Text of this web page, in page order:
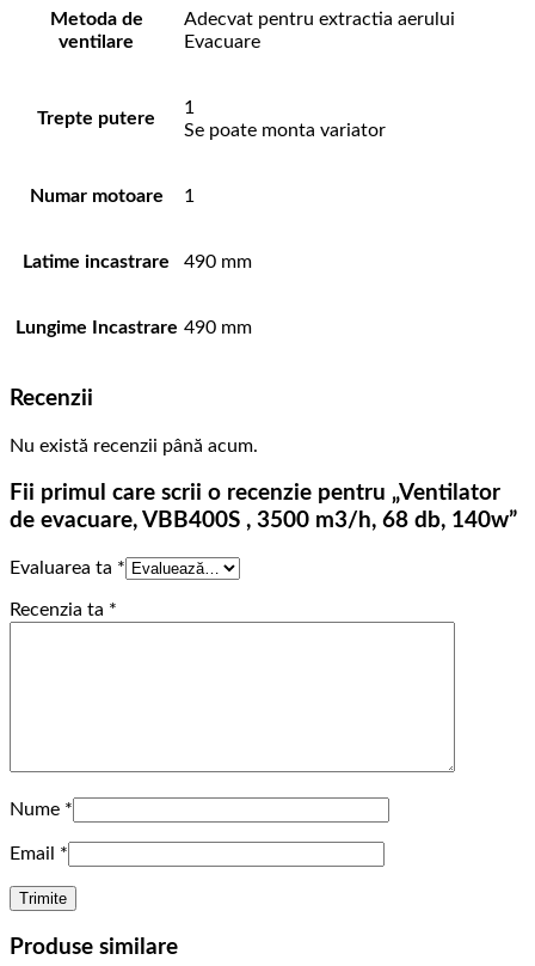
Metoda de
ventilare
Adecvat pentru extractia aerului
Evacuare
Trepte putere
1
Se poate monta variator
Numar motoare 1
Latime incastrare 490 mm
Lungime Incastrare 490 mm
Recenzii
Nu există recenzii până acum.
Fii primul care scrii o recenzie pentru „Ventilator
de evacuare, VBB400S , 3500 m3/h, 68 db, 140w”
Evaluarea ta *
Recenzia ta *
Nume *
Email *
Produse similare